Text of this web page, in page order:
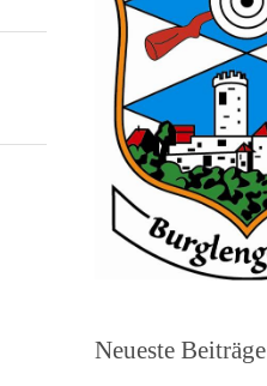
Neueste Beiträge